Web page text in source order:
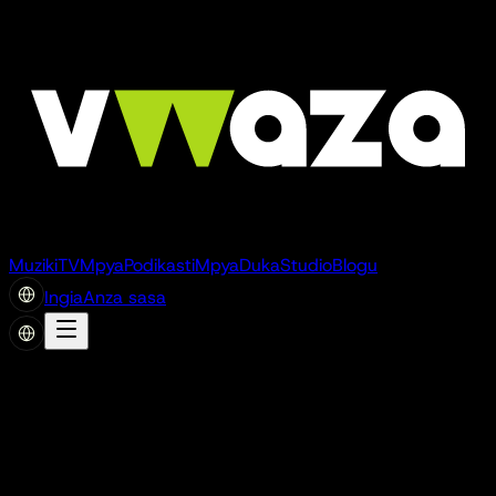
MuzikiTVMpyaPodikastiMpyaDukaStudioBlogu
IngiaAnza sasa